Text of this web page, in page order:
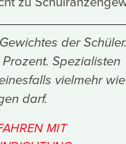
der Schüler.
Spezialisten
vielmehr wie
darf.
MIT